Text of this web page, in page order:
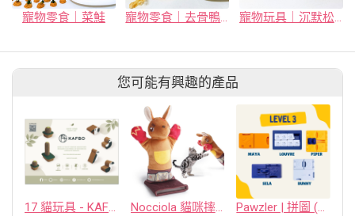
寵物零食｜菜鮭 寵物零食｜去骨鴨掌 寵物玩具｜沉默松鼠
您可能有興趣的產品
17 貓玩具 - KAFBO COMPANY LIMITED Nocciola 貓咪摔跤手套互動貓玩具（內含貓薄荷包） Pawzler | 拼圖 (難度等級三)